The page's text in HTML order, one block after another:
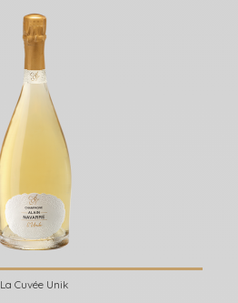
La Cuvée Unik